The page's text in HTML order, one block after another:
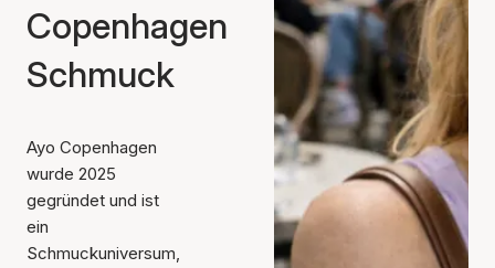
Copenhagen
Schmuck
Ayo Copenhagen
wurde 2025
gegründet und ist
ein
Schmuckuniversum,